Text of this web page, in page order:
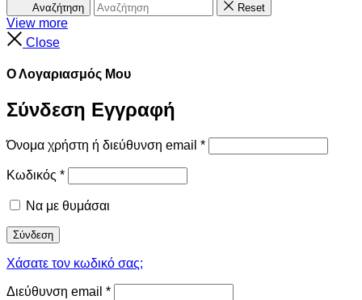
Αναζήτηση Reset
View more
Close
Ο Λογαριασμός Μου
Σύνδεση Εγγραφή
Όνομα χρήστη ή διεύθυνση email *
Κωδικός *
Να με θυμάσαι
Σύνδεση
Χάσατε τον κωδικό σας;
Διεύθυνση email *